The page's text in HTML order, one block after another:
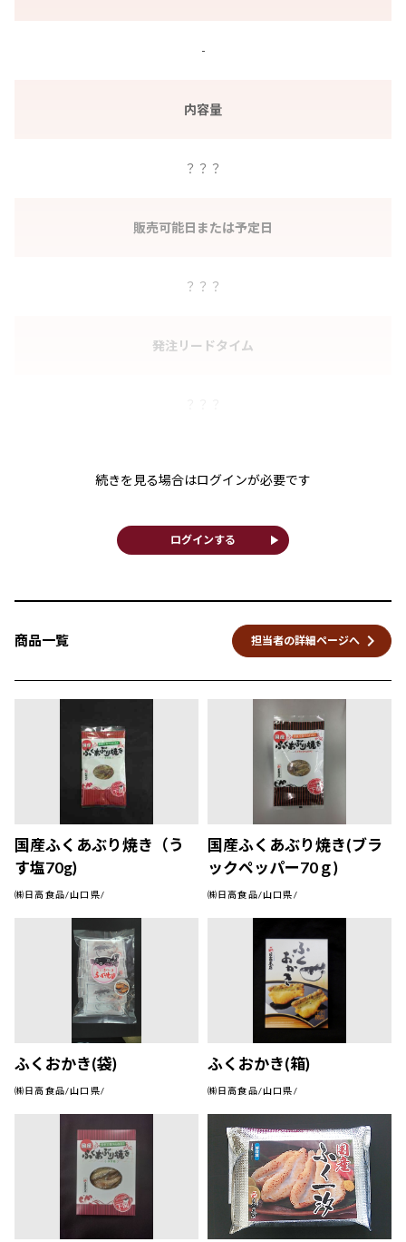
-
内容量
？？？
販売可能日または予定日
？？？
発注リードタイム
続きを見る場合はログインが必要です
ログインする play_arrow
商品一覧 担当者の詳細ページへ keyboard_arrow_right
国産ふくあぶり焼き（う
す塩70g)
㈱日高食品/山口県/
国産ふくあぶり焼き(ブラ
ックペッパー70ｇ)
㈱日高食品/山口県/
ふくおかき(袋)
㈱日高食品/山口県/
ふくおかき(箱)
㈱日高食品/山口県/